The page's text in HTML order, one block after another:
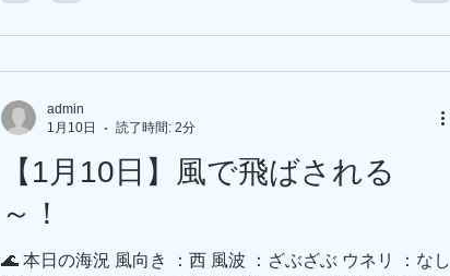
エですが、生物盛りだくさんであっという間に時間が経
ちます～✨ ------------------------------------------------------------------
-------- 📢おしらせ📢 ● 毎年恒例、水中茅の輪を設置中 ❗ 初
島で2026年初潜りをしましょう！！ ------------------------------
----------------
【1月10日】風で飛ばされる
～！
🌊 本日の海況 風向き ：西 風波 ：ざぶざぶ ウネリ ：なし
admin
1月10日
読了時間: 2分